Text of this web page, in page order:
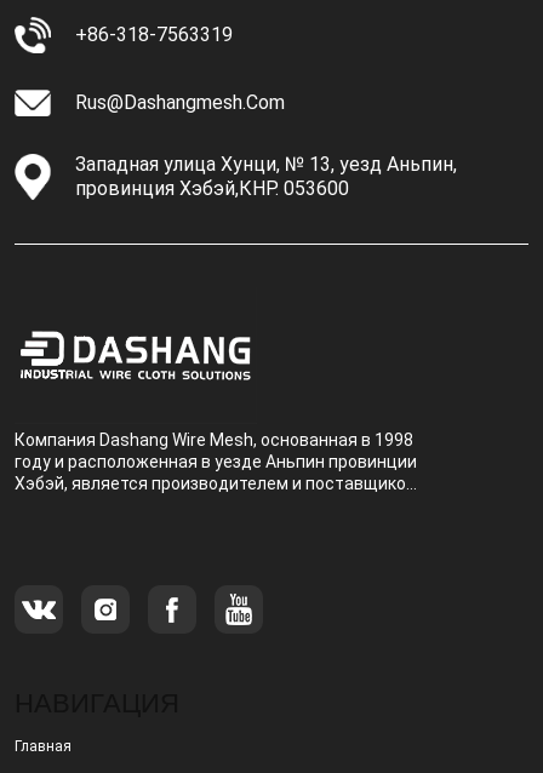
+86-318-7563319
Rus@dashangmesh.com
Западная улица Хунци, № 13, уезд Аньпин,
провинция Хэбэй,КНР. 053600
Компания Dashang Wire Mesh, основанная в 1998
году и расположенная в уезде Аньпин провинции
Хэбэй, является производителем и поставщиком,
Главная